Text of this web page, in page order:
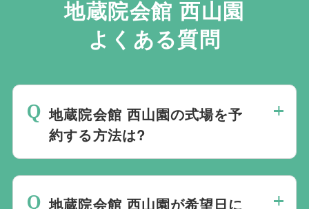
地蔵院会館 西山園
よくある質問
地蔵院会館 西山園の式場を予
約する方法は?
地蔵院会館 西山園が希望日に